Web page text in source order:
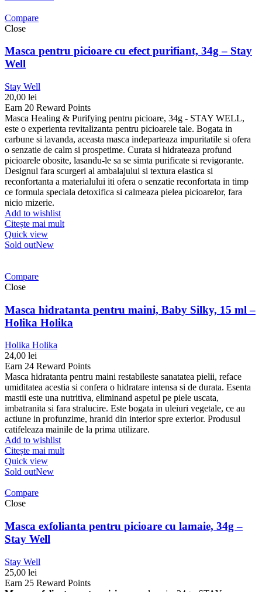
Compare
Close
Masca pentru picioare cu efect purifiant, 34g – Stay
Well
Stay Well
20,00 lei
Earn 20 Reward Points
Masca Healing & Purifying pentru picioare, 34g - STAY WELL,
este o experienta revitalizanta pentru picioarele tale. Bogata in
carbune si lavanda, aceasta masca indeparteaza impuritatile si ofera
o senzatie de calm si prospetime. Curata si hidrateaza profund
picioarele obosite, lasandu-le sa se simta purificate si revigorante.
Designul fara scurgeri al ambalajului si textura elastica si
reconfortanta a materialului iti ofera o senzatie reconfortata in timp
ce formula speciala detoxifica si calmeaza pielea picioarelor, fara
nicio mizerie.
Add to wishlist
Citește mai mult
Quick view
Sold outNew
Compare
Close
Masca hidratanta pentru maini, Baby Silky, 15 ml –
Holika Holika
Holika Holika
24,00 lei
Earn 24 Reward Points
Masca hidratanta pentru maini restabileste sanatatea pielii, reface
umiditatea acestia si confera o hidratare intensa si de durata. Esenta
mastii este una nutritiva, eliminand aspetul pe piele uscata,
imbatranita si fara stralucire. Este bogata in uleiuri vegetale, ce au
actiune in profunzime, hranid din interior spre exterior. Produsul
catifeleaza mainile de la prima utilizare.
Add to wishlist
Citește mai mult
Quick view
Sold outNew
Compare
Close
Masca exfolianta pentru picioare cu lamaie, 34g –
Stay Well
Stay Well
25,00 lei
Earn 25 Reward Points